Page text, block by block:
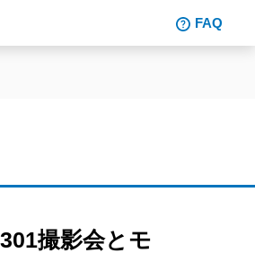
FAQ
撮影会とモ